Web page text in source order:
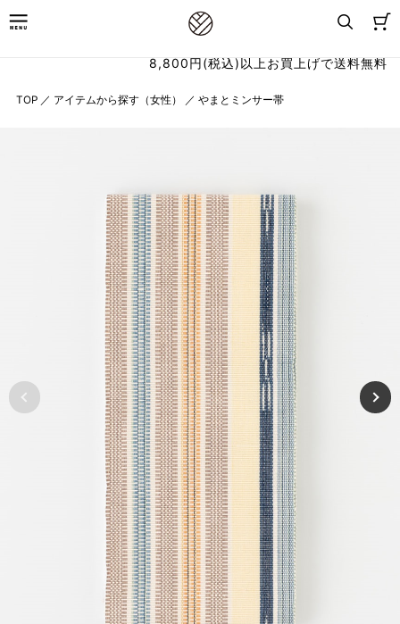
8,800円(税込)以上お買上げで送料無料
TOP ／ アイテムから探す（女性） ／ やまとミンサー帯